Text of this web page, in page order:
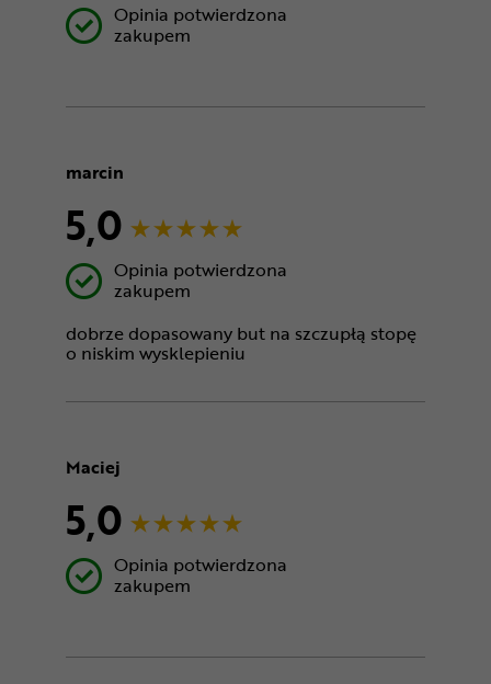
Opinia potwierdzona
zakupem
marcin
5,0
Opinia potwierdzona
zakupem
dobrze dopasowany but na szczupłą stopę
o niskim wysklepieniu
Maciej
5,0
Opinia potwierdzona
zakupem